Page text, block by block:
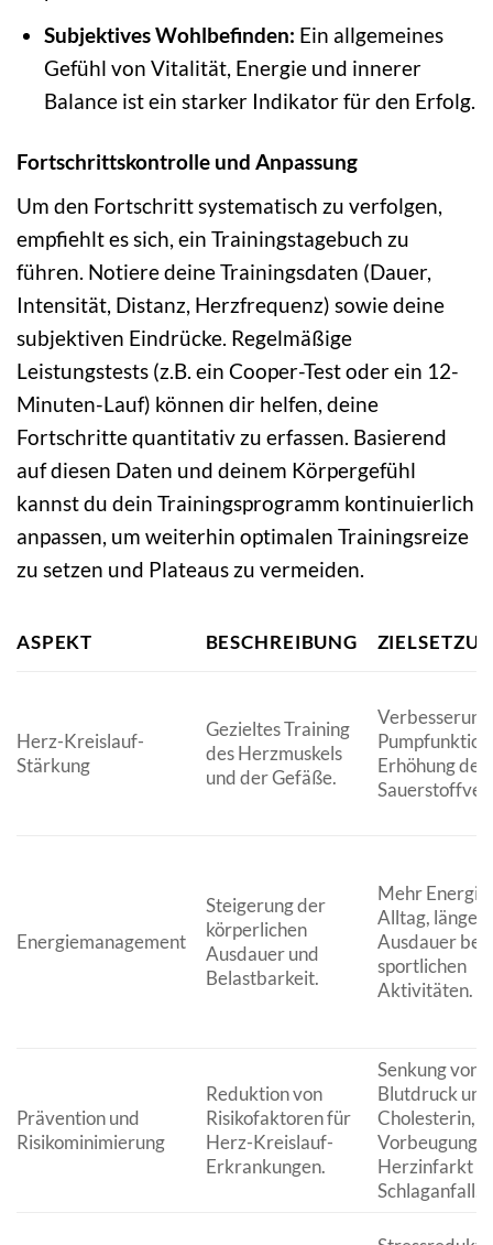
Subjektives Wohlbefinden: Ein allgemeines
Gefühl von Vitalität, Energie und innerer
Balance ist ein starker Indikator für den Erfolg.
Fortschrittskontrolle und Anpassung
Um den Fortschritt systematisch zu verfolgen,
empfiehlt es sich, ein Trainingstagebuch zu
führen. Notiere deine Trainingsdaten (Dauer,
Intensität, Distanz, Herzfrequenz) sowie deine
subjektiven Eindrücke. Regelmäßige
Leistungstests (z.B. ein Cooper-Test oder ein 12-
Minuten-Lauf) können dir helfen, deine
Fortschritte quantitativ zu erfassen. Basierend
auf diesen Daten und deinem Körpergefühl
kannst du dein Trainingsprogramm kontinuierlich
anpassen, um weiterhin optimalen Trainingsreize
zu setzen und Plateaus zu vermeiden.
ASPEKT BESCHREIBUNG
Herz-Kreislauf-
Stärkung
Gezieltes Training
des Herzmuskels
und der Gefäße.
Erhöhung der
Energiemanagement
Steigerung der
körperlichen
Ausdauer und
Belastbarkeit.
Mehr Energie
Alltag,
Ausdauer bei
sportlichen
Aktivitäten.
Prävention und
Risikominimierung
Reduktion von
Risikofaktoren für
Herz-Kreislauf-
Erkrankungen.
Senkung von
Blutdruck und
Cholesterin,
Vorbeugung
Herzinfarkt
Schlaganfall.